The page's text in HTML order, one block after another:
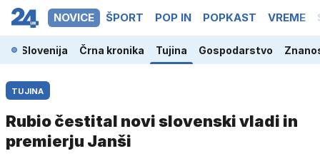
NOVICE ŠPORT POP IN POPKAST VREME
Slovenija Črna kronika Tujina Gospodarstvo
TUJINA
Rubio čestital novi slovenski vladi in
premierju Janši